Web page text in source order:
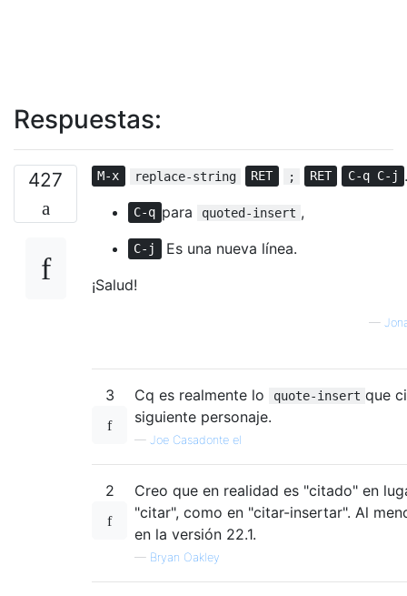
Respuestas:
427 M-x replace-string RET ; RET C-q C-j
C-q para quoted-insert ,
C-j
Es una nueva línea.
¡Salud!
—
3 Cq es realmente lo quote-insert que
siguiente personaje.
— Joe Casadonte el
2
Creo que en realidad es "citado" en
"citar", como en "citar-insertar". Al
en la versión 22.1.
— Bryan Oakley